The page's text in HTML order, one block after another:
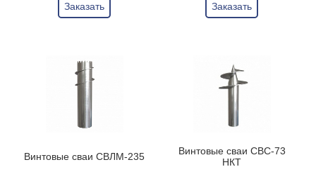
Заказать Заказать
Винтовые сваи СВЛМ-235
Винтовые сваи СВС-73
НКТ